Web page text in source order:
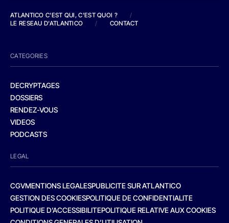
ATLANTICO C'EST QUI, C'EST QUOI ?
/
LE RESEAU D'ATLANTICO
/ CONTACT
CATEGORIES
DECRYPTAGES
DOSSIERS
RENDEZ-VOUS
VIDEOS
PODCASTS
LEGAL
CGVMENTIONS LEGALESPUBLICITE SUR ATLANTICO
GESTION DES COOKIESPOLITIQUE DE CONFIDENTIALITE
POLITIQUE D’ACCESSIBILITEPOLITIQUE RELATIVE AUX COOKIES